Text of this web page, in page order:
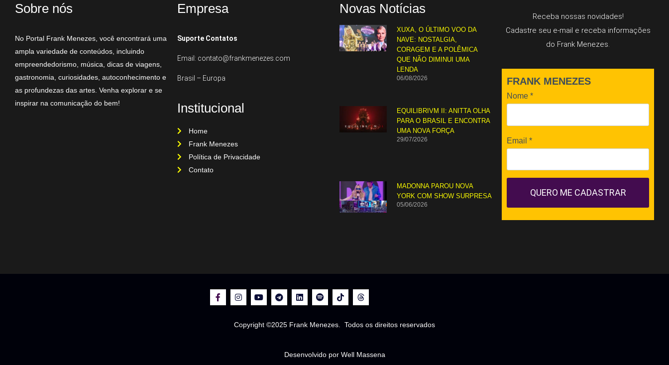
Sobre nós
No Portal Frank Menezes, você encontrará uma
ampla variedade de conteúdos, incluindo
empreendedorismo, música, dicas de viagens,
gastronomia, curiosidades, autoconhecimento e
as profundezas das artes. Venha explorar e se
inspirar na comunicação do bem!
Empresa
Suporte Contatos
Email: contato@frankmenezes.com
Brasil – Europa
Institucional
Home
Frank Menezes
Política de Privacidade
Contato
Novas Notícias
XUXA, O ÚLTIMO VOO DA
NAVE: NOSTALGIA,
CORAGEM E A POLÊMICA
QUE NÃO DIMINUI UMA
LENDA
06/08/2026
EQUILIBRIVM II: ANITTA OLHA
PARA O BRASIL E ENCONTRA
UMA NOVA FORÇA
29/07/2026
MADONNA PAROU NOVA
YORK COM SHOW SURPRESA
05/06/2026
Receba nossas novidades!
Cadastre seu e-mail e receba informações
do Frank Menezes.
FRANK MENEZES
Nome *
Email *
QUERO ME CADASTRAR
Copyright ©2025 Frank Menezes. Todos os direitos reservados
Desenvolvido por Well Massena